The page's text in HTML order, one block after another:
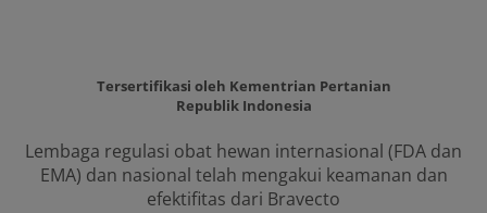
Tersertifikasi oleh Kementrian Pertanian
Republik Indonesia
Lembaga regulasi obat hewan internasional (FDA dan
EMA) dan nasional telah mengakui keamanan dan
efektifitas dari Bravecto